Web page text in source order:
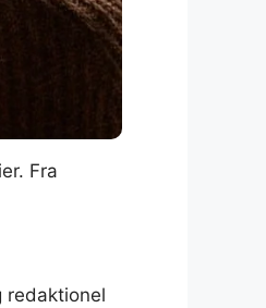
Fra
redaktionel